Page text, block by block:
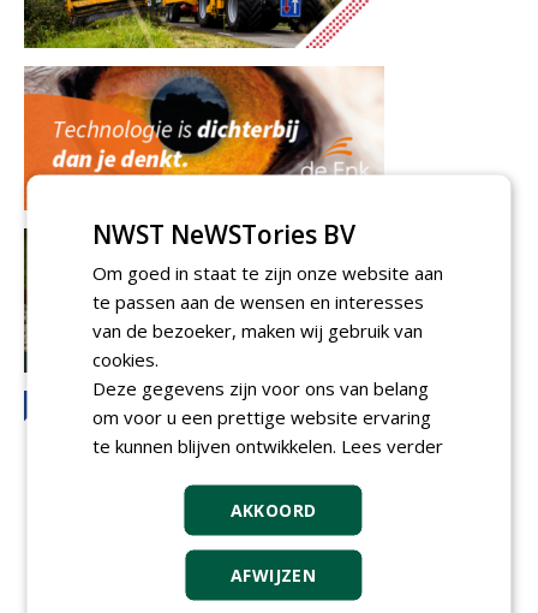
NWST NeWSTories BV
Om goed in staat te zijn onze website aan
te passen aan de wensen en interesses
van de bezoeker, maken wij gebruik van
cookies.
Deze gegevens zijn voor ons van belang
om voor u een prettige website ervaring
te kunnen blijven ontwikkelen. Lees verder
AKKOORD
AFWIJZEN